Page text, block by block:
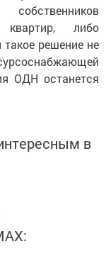
либо
решение не
ОДН останется
в